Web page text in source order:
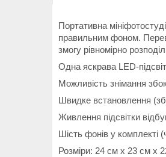
Портативна
правильним фоном.
змогу рівномірно
Одна яскрава LED-
Можливість знімання
Швидке встановлення
Живлення підсвітки
Шість фонів у комплекті
Розміри: 24 см x 23 см x